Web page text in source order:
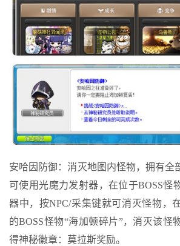
安哈因防御：消灭地图内怪物，拥有全
可使用光魔力发射器，在位于BOSS怪
器中，按NPC/采集键就可消灭怪物，
的BOSS怪物“海加顿碎片”，消灭该怪
得神秘徽章：莫拉斯奖励。